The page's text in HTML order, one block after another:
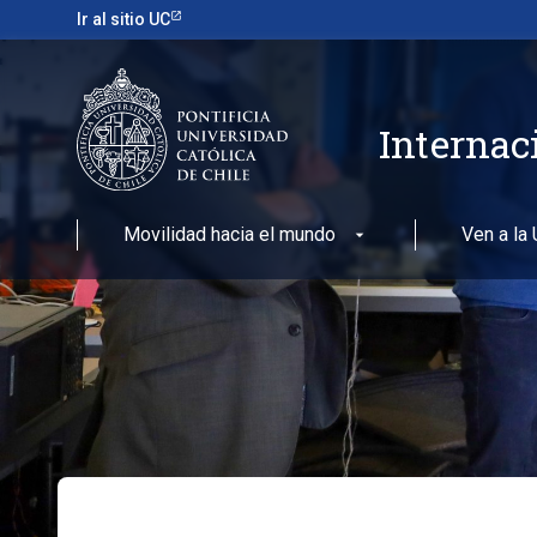
Ir al sitio UC
Movilidad hacia el mundo Ven a la